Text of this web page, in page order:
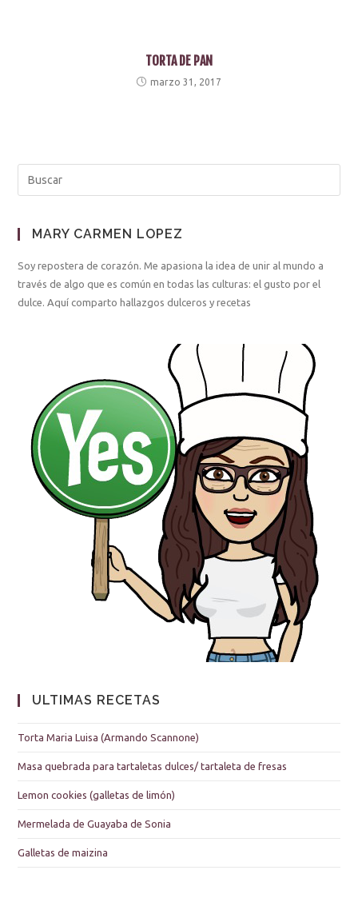
TORTA DE PAN
marzo 31, 2017
MARY CARMEN LOPEZ
Soy repostera de corazón. Me apasiona la idea de unir al mundo a
través de algo que es común en todas las culturas: el gusto por el
dulce. Aquí comparto hallazgos dulceros y recetas
ULTIMAS RECETAS
Torta Maria Luisa (Armando Scannone)
Masa quebrada para tartaletas dulces/ tartaleta de fresas
Lemon cookies (galletas de limón)
Mermelada de Guayaba de Sonia
Galletas de maizina